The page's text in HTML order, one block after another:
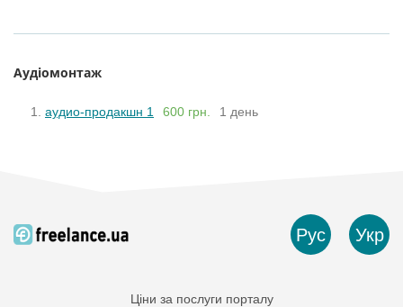
Аудіомонтаж
аудио-продакшн 1 600 грн. 1 день
Рус Укр
Ціни за послуги порталу